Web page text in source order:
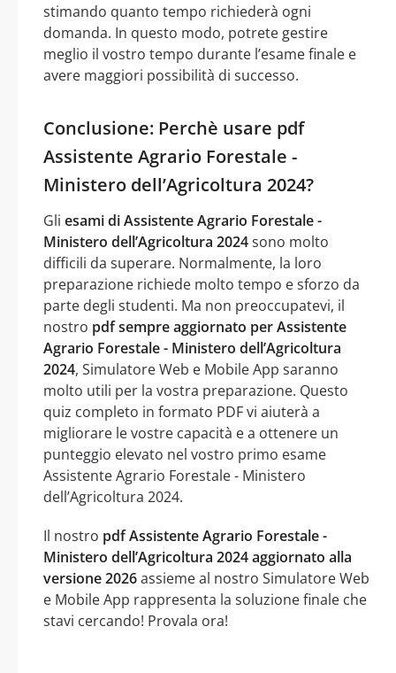
stimando quanto tempo richiederà ogni
domanda. In questo modo, potrete gestire
meglio il vostro tempo durante l’esame finale e
avere maggiori possibilità di successo.
Conclusione: Perchè usare pdf
Assistente Agrario Forestale -
Ministero dell’Agricoltura 2024?
Gli esami di Assistente Agrario Forestale -
Ministero dell’Agricoltura 2024sono molto
difficili da superare. Normalmente, la loro
preparazione richiede molto tempo e sforzo da
parte degli studenti. Ma non preoccupatevi, il
nostro pdf sempre aggiornato per Assistente
Agrario Forestale - Ministero dell’Agricoltura
2024, Simulatore Web e Mobile App saranno
molto utili per la vostra preparazione. Questo
quiz completo in formato PDF vi aiuterà a
migliorare le vostre capacità e a ottenere un
punteggio elevato nel vostro primo esame
Assistente Agrario Forestale - Ministero
dell’Agricoltura 2024.
Il nostro pdf Assistente Agrario Forestale -
Ministero dell’Agricoltura 2024 aggiornato alla
versione 2026assieme al nostro Simulatore Web
e Mobile App rappresenta la soluzione finale che
stavi cercando! Provala ora!